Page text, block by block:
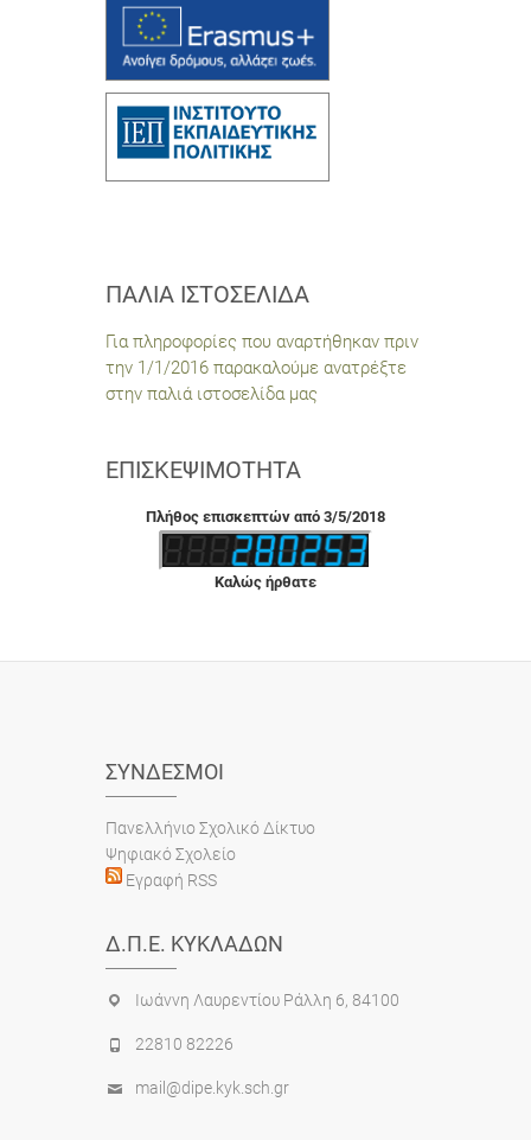
ΠΑΛΙΆ ΙΣΤΟΣΕΛΊΔΑ
Για πληροφορίες που αναρτήθηκαν πριν
την 1/1/2016 παρακαλούμε ανατρέξτε
στην παλιά ιστοσελίδα μας
ΕΠΙΣΚΕΨΙΜΌΤΗΤΑ
Πλήθος επισκεπτών από 3/5/2018
Καλώς ήρθατε
ΣΎΝΔΕΣΜΟΙ
Πανελλήνιο Σχολικό Δίκτυο
Ψηφιακό Σχολείο
Εγραφή RSS
Δ.Π.Ε. ΚΥΚΛΆΔΩΝ
Ιωάννη Λαυρεντίου Ράλλη 6, 84100
22810 82226
mail@dipe.kyk.sch.gr